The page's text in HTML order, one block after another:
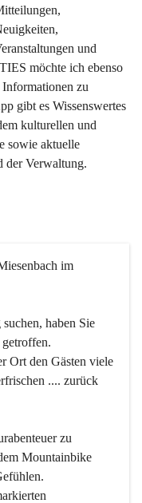
und
möchte ich ebenso
zu
gibt es Wissenswertes
kulturellen und
sowie aktuelle
der Verwaltung.
im
haben Sie
Ort den Gästen viele
.... zurück
zu
Mountainbike